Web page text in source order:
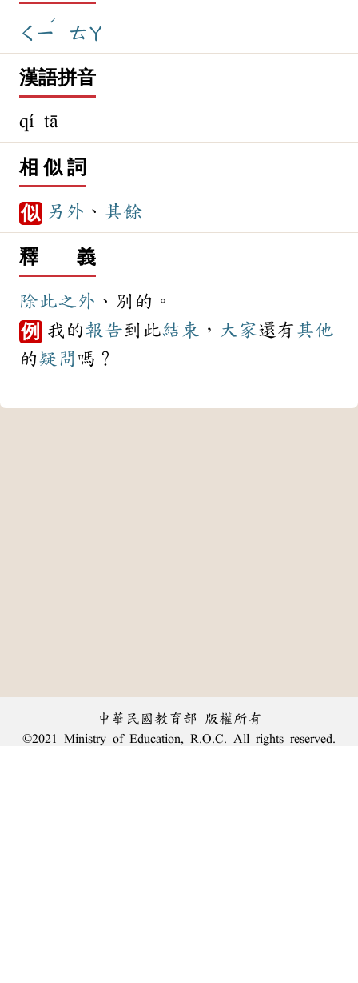
ㄑㄧ
ˊ
ㄊㄚ
漢語拼音
qí tā
相 似 詞
似 另外 、 其餘
釋 義
除此之外 、別的。
例 我的報告到此結束 ， 大家還有 其他
的疑問 嗎？
中華民國教育部 版權所有
©2021 Ministry of Education, R.O.C. All rights reserved.